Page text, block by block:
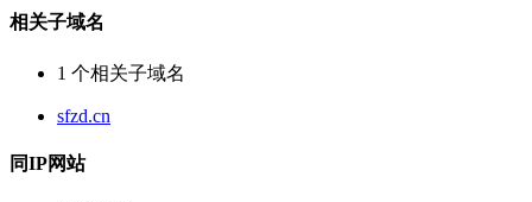
相关子域名
1 个相关子域名
sfzd.cn
同IP网站